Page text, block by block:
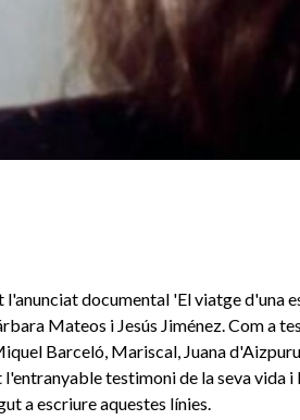
documental 'El viatge d'una
Mateos i Jesús Jiménez. Com a
Barceló, Mariscal, Juana
testimoni de la seva vida i
a escriure aquestes línies.